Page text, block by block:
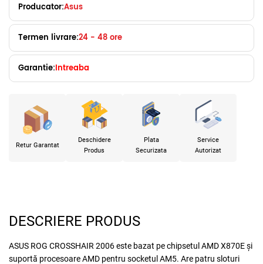
Producator:Asus
Termen livrare:24 - 48 ore
Garantie:Intreaba
Retur Garantat
Deschidere
Produs
Plata
Securizata
Service
Autorizat
DESCRIERE PRODUS
ASUS ROG CROSSHAIR 2006 este bazat pe chipsetul AMD X870E și
suportă procesoare AMD pentru socketul AM5. Are patru sloturi